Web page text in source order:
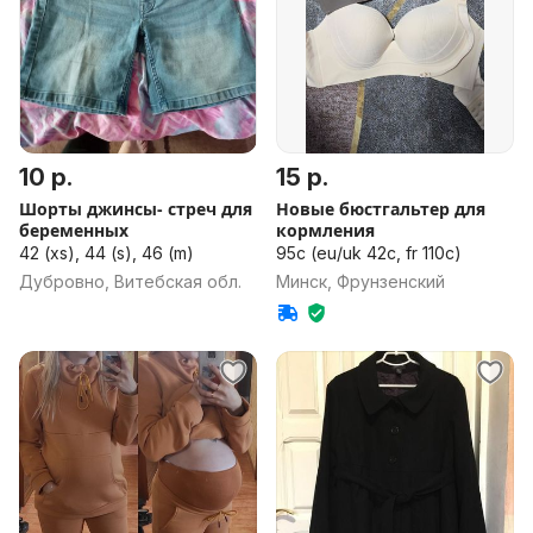
10 р.
Шорты джинсы- стреч для
беременных
42 (xs), 44 (s), 46 (m)
Дубровно, Витебская обл.
15 р.
Новые бюстгальтер для
кормления
95c (eu/uk 42c, fr 110c)
Минск, Фрунзенский